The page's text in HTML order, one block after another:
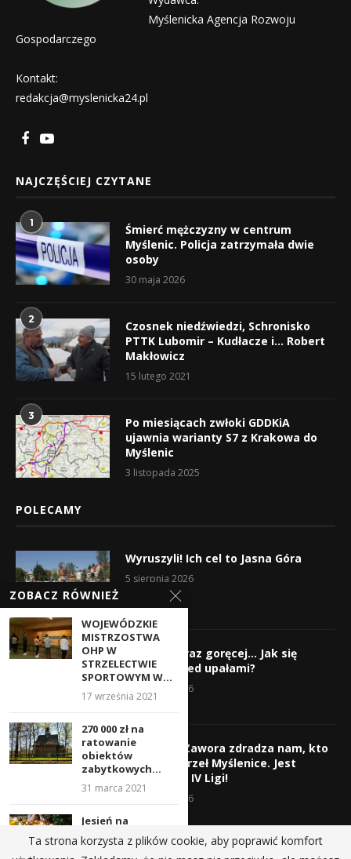
Myślenicka Agencja Rozwoju
Gospodarczego
Kontakt:
redakcja@myslenicka24.pl
NAJCZĘŚCIEJ CZYTANE
1
Śmierć mężczyzny w centrum
Myślenic. Policja zatrzymała dwie
osoby
30 maja 2026
2
Czosnek niedźwiedzi, Schronisko
PTTK Lubomir – Kudłacze i… Robert
Makłowicz
15 lutego 2021
3
Po miesiącach zwłoki GDDKiA
ujawnia warianty S7 z Krakowa do
Myślenic
3 listopada 2025
POLECAMY
Wyruszyli! Ich cel to Jasna Góra
5 sierpnia 2026
Gorąco, coraz goręcej… Jak się
chronić przed upałami?
4 sierpnia 2026
Krzysztof Zawora zdradza nam, kto
wzmocni Orzeł Myślenice. Jest
nazwisko z IV Ligi!
3 sierpnia 2026
ZOBACZ RÓWNIEŻ
WOJEWÓDZKIE
MISTRZOSTWA
OHP W
STRZELECTWIE
SPORTOWYM W...
17 września 2021
270 000 zł na
ratowanie
obiektów
zabytkowych...
31 marca 2021
Jesień na
horyzoncie,
ruszają grzyby!
Ta strona korzysta z plików cookie, aby poprawić komfort